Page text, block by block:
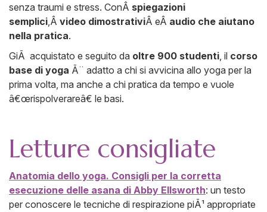
senza traumi e stress. ConÂ spiegazioni
semplici,Â video dimostrativiÂ eÂ audio che aiutano
nella pratica.
GiÃ acquistato e seguito da oltre 900 studenti, il corso
base di yoga Ã¨ adatto a chi si avvicina allo yoga per la
prima volta, ma anche a chi pratica da tempo e vuole
â€œrispolverareâ€ le basi.
Letture consigliate
Anatomia dello yoga. Consigli per la corretta
esecuzione delle asana di Abby Ellsworth: un testo
per conoscere le tecniche di respirazione piÃ¹ appropriate